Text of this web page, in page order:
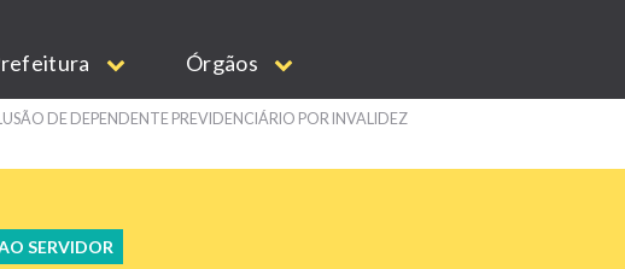
Órgãos
DE DEPENDENTE PREVIDENCIÁRIO POR INVALIDEZ
SERVIDOR